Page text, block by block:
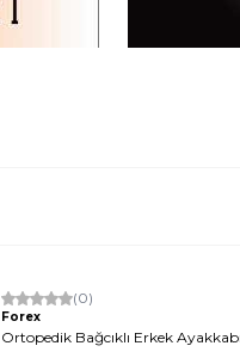
Yeni (0)
Forex
Ortopedik Bağcıklı Erkek